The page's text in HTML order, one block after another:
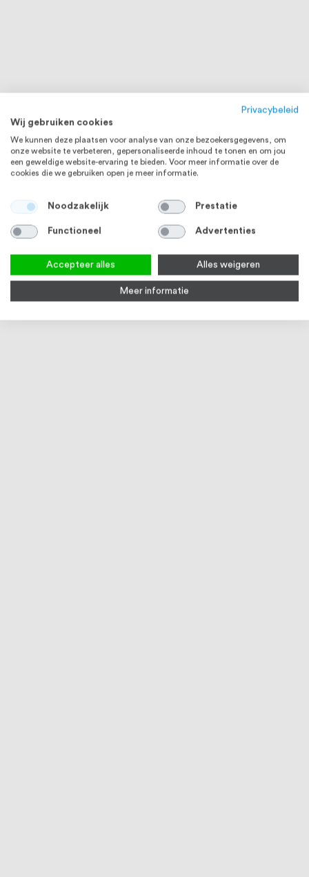
Privacybeleid
Wij gebruiken cookies
We kunnen deze plaatsen voor analyse van onze bezoekersgegevens, om
onze website te verbeteren, gepersonaliseerde inhoud te tonen en om jou
een geweldige website-ervaring te bieden. Voor meer informatie over de
cookies die we gebruiken open je meer informatie.
Noodzakelijk Prestatie
Functioneel Advertenties
Accepteer alles Alles weigeren
Meer informatie